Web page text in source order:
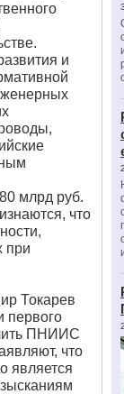
и
млрд руб.
что
при
Токарев
первого
ПНИИС
что
является